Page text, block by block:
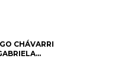
CHÁVARRI
SU SALIDA